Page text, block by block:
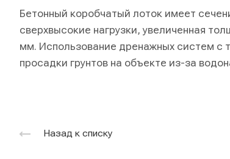
Бетонный коробчатый лоток имеет
сверхвысокие нагрузки, увеличенная
мм. Использование дренажных систем с
просадки грунтов на объекте из-за
Назад к списку